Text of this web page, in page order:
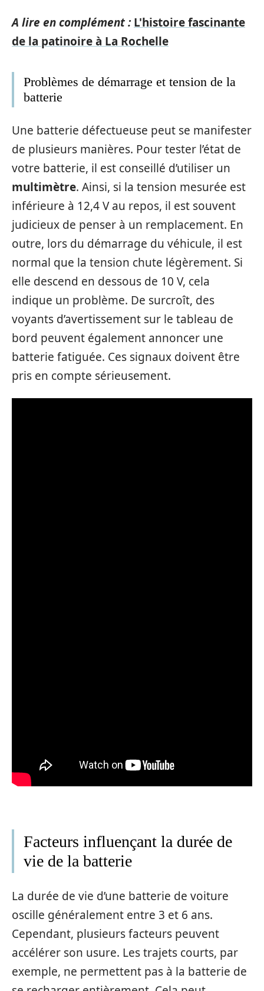
A lire en complément : L'histoire fascinante
de la patinoire à La Rochelle
Problèmes de démarrage et tension de la
batterie
Une batterie défectueuse peut se manifester
de plusieurs manières. Pour tester l’état de
votre batterie, il est conseillé d’utiliser un
multimètre. Ainsi, si la tension mesurée est
inférieure à 12,4 V au repos, il est souvent
judicieux de penser à un remplacement. En
outre, lors du démarrage du véhicule, il est
normal que la tension chute légèrement. Si
elle descend en dessous de 10 V, cela
indique un problème. De surcroît, des
voyants d’avertissement sur le tableau de
bord peuvent également annoncer une
batterie fatiguée. Ces signaux doivent être
pris en compte sérieusement.
Facteurs influençant la durée de
vie de la batterie
La durée de vie d’une batterie de voiture
oscille généralement entre 3 et 6 ans.
Cependant, plusieurs facteurs peuvent
accélérer son usure. Les trajets courts, par
exemple, ne permettent pas à la batterie de